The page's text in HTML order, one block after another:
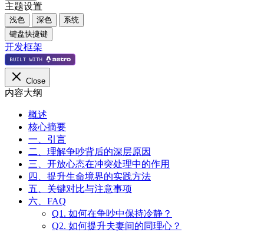
主题设置
浅色 深色
系统
键盘快捷键
开发框架
Close
内容大纲
概述
核心摘要
一、引言
二、理解争吵背后的深层原因
三、开放心态在冲突处理中的作用
四、提升生命境界的实践方法
五、关键对比与注意事项
六、FAQ
Q1. 如何在争吵中保持冷静？
Q2. 如何提升夫妻间的同理心？